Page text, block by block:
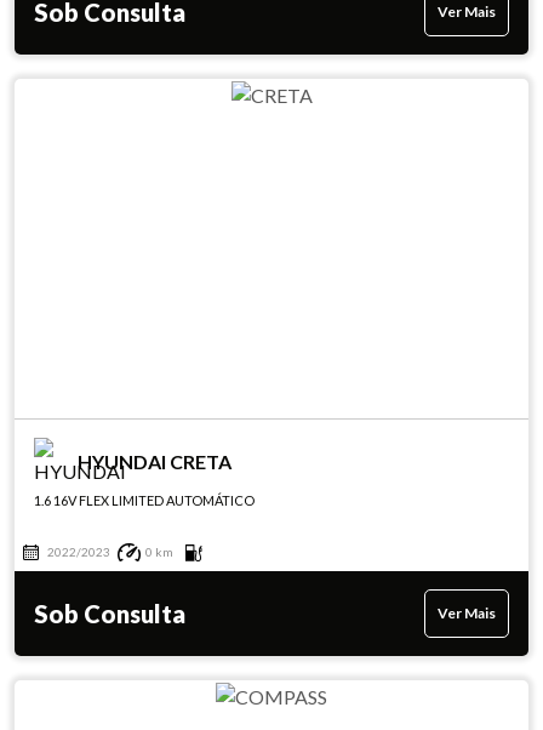
Sob Consulta Ver Mais
HYUNDAI CRETA
1.6 16V FLEX LIMITED AUTOMÁTICO
2022/2023 0 km
Sob Consulta Ver Mais